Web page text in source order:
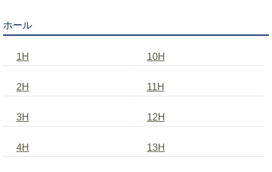
ホール
1H 10H
2H 11H
3H 12H
4H 13H